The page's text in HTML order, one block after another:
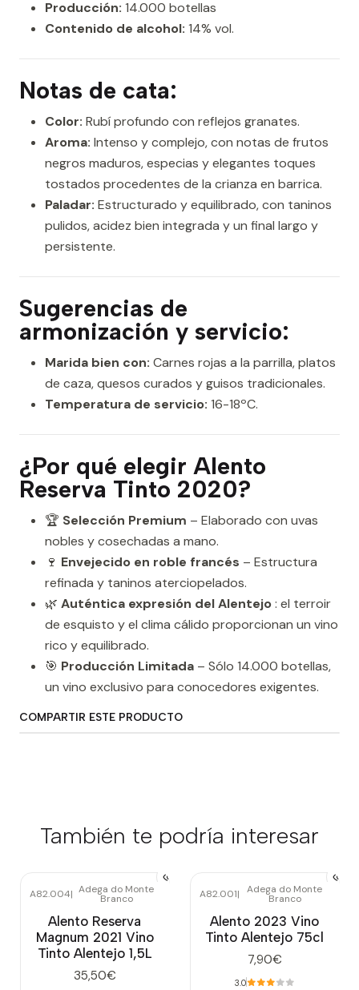
Producción: 14.000 botellas
Contenido de alcohol: 14% vol.
Notas de cata:
Color: Rubí profundo con reflejos granates.
Aroma: Intenso y complejo, con notas de frutos
negros maduros, especias y elegantes toques
tostados procedentes de la crianza en barrica.
Paladar: Estructurado y equilibrado, con taninos
pulidos, acidez bien integrada y un final largo y
persistente.
Sugerencias de
armonización y servicio:
Marida bien con: Carnes rojas a la parrilla, platos
de caza, quesos curados y guisos tradicionales.
Temperatura de servicio: 16-18ºC.
¿Por qué elegir Alento
Reserva Tinto 2020?
🏆 Selección Premium – Elaborado con uvas
nobles y cosechadas a mano.
🍷 Envejecido en roble francés – Estructura
refinada y taninos aterciopelados.
🌿 Auténtica expresión del Alentejo: el terroir
de esquisto y el clima cálido proporcionan un vino
rico y equilibrado.
🎯 Producción Limitada – Sólo 14.000 botellas,
un vino exclusivo para conocedores exigentes.
COMPARTIR ESTE PRODUCTO
También te podría interesar
A82.004| Adega do Monte
Branco
Alento Reserva
Magnum 2021 Vino
Tinto Alentejo 1,5L
35,50€
A82.001| Adega do Monte
Branco
Alento 2023 Vino
Tinto Alentejo 75cl
7,90€
3.0